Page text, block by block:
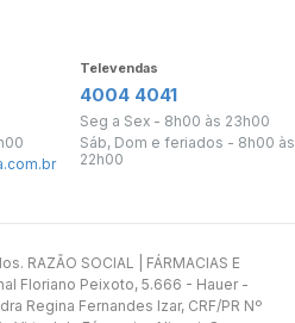
Televendas
4004 4041
Seg a Sex - 8h00 às 23h00
Sáb, Dom e feriados - 8h00 às
22h00
RAZÃO SOCIAL | FÁRMACIAS E
Floriano Peixoto, 5.666 - Hauer -
Regina Fernandes Izar, CRF/PR Nº